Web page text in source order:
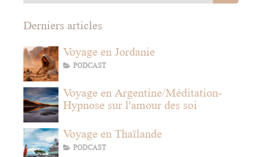
Derniers articles
Voyage en Jordanie
PODCAST
Voyage en Argentine/Méditation-
Hypnose sur l'amour des soi
Voyage en Thaïlande
PODCAST